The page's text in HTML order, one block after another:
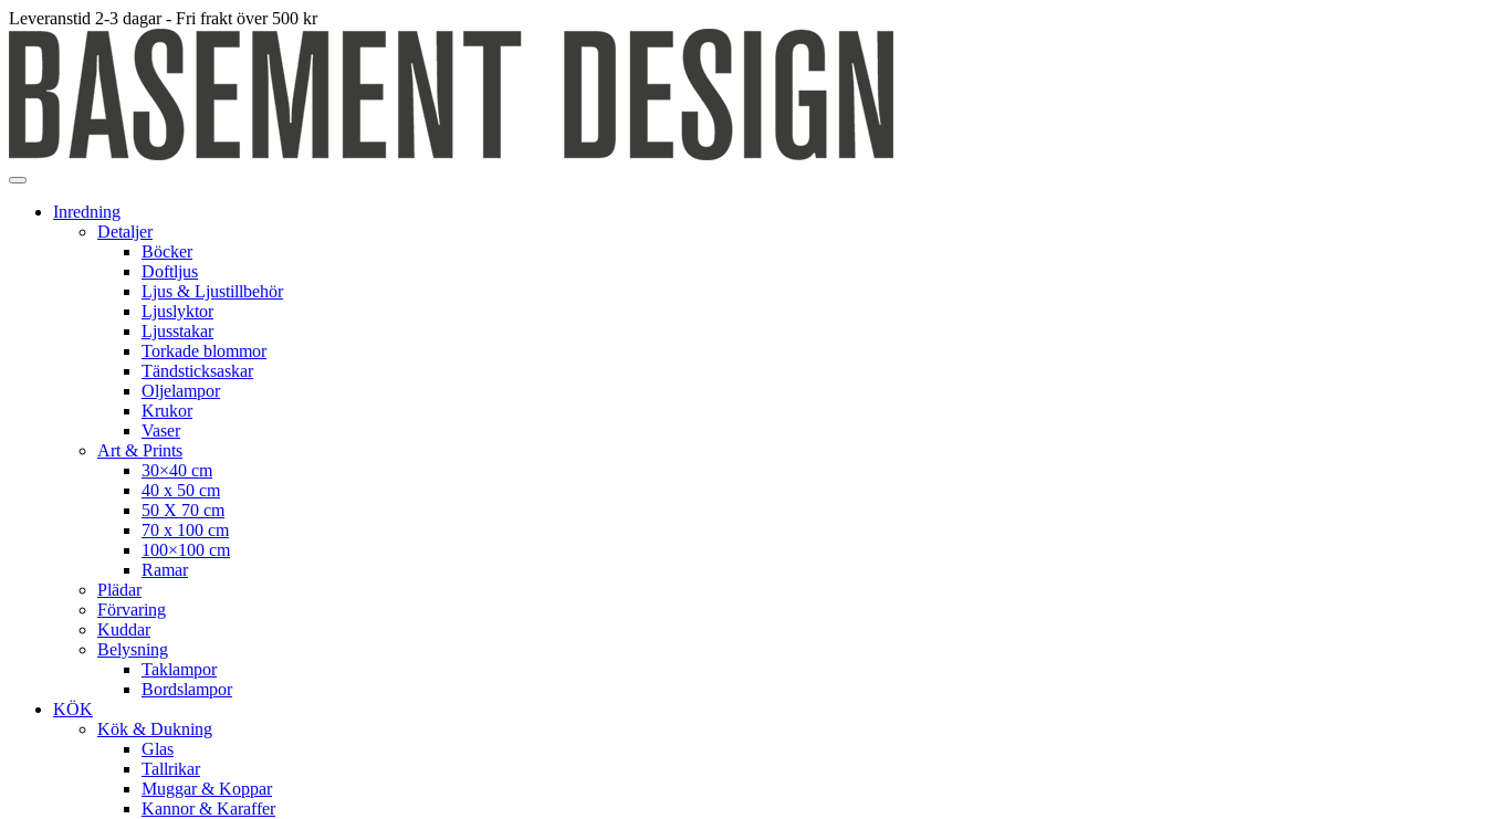
Leveranstid 2-3 dagar - Fri frakt över 500 kr
Inredning
Detaljer
Böcker
Doftljus
Ljus & Ljustillbehör
Ljuslyktor
Ljusstakar
Torkade blommor
Tändsticksaskar
Oljelampor
Krukor
Vaser
Art & Prints
30×40 cm
40 x 50 cm
50 X 70 cm
70 x 100 cm
100×100 cm
Ramar
Plädar
Förvaring
Kuddar
Belysning
Taklampor
Bordslampor
KÖK
Kök & Dukning
Glas
Tallrikar
Muggar & Koppar
Kannor & Karaffer